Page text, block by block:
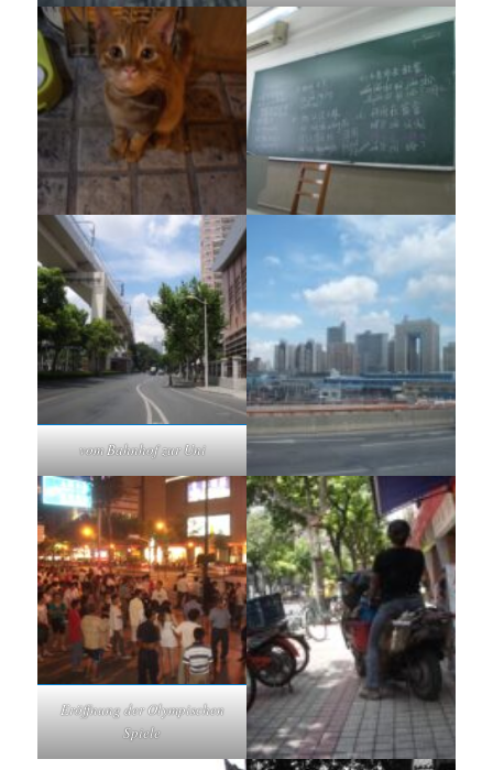
vom Bahnhof zur Uni
Eröffnung der Olympischen
Spiele